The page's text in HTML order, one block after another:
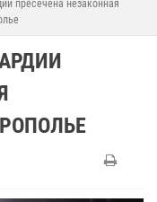
пресечена незаконная